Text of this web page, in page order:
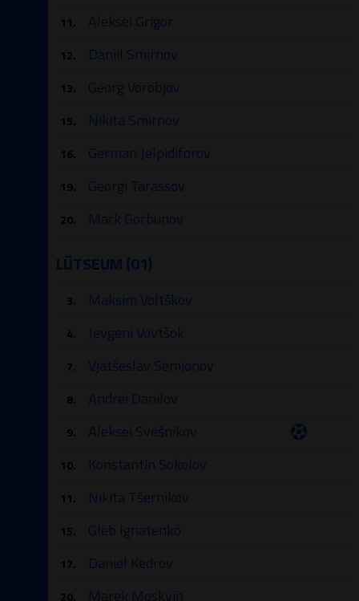
11. Aleksei Grigor
12. Daniil Smirnov
13. Georg Vorobjov
15. Nikita Smirnov
16. German Jelpidiforov
19. Georgi Tarassov
20. Mark Gorbunov
LÜTSEUM (01)
3. Maksim Voltškov
4. Jevgeni Vovtšok
7. Vjatšeslav Semjonov
8. Andrei Danilov
9. Aleksei Svešnikov
10. Konstantin Sokolov
11. Nikita Tšernikov
15. Gleb Ignatenko
17. Daniel Kedrov
20. Marek Moskvin